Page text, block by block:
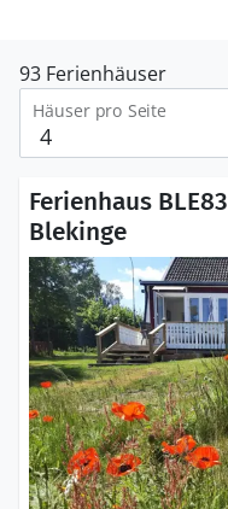
93 Ferienhäuser
Häuser pro Seite
Ferienhaus
Blekinge